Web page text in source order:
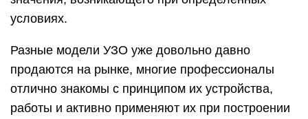
условиях.
Разные модели УЗО уже довольно давно
продаются на рынке, многие профессионалы
отлично знакомы с принципом их устройства,
работы и активно применяют их при построении